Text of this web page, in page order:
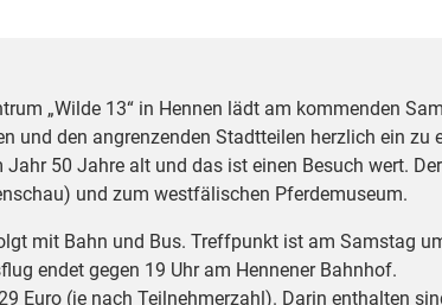
„Wilde 13“ in Hennen lädt am kommenden
und den angrenzenden Stadtteilen herzlich ein
Jahr 50 Jahre alt und das ist einen Besuch wert.
und zum westfälischen Pferdemuseum.
mit Bahn und Bus. Treffpunkt ist am Samstag
endet gegen 19 Uhr am Hennener Bahnhof.
Euro (je nach Teilnehmerzahl). Darin enthalten